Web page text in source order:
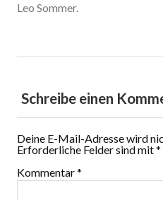
Leo Sommer.
Schreibe einen
Deine E-Mail-Adresse wird
Erforderliche Felder sind mit*
Kommentar*